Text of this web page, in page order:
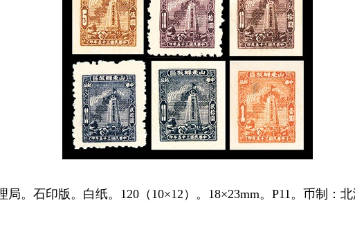
局。石印版。白纸。120（10×12）。18×23mm。P11。币制：